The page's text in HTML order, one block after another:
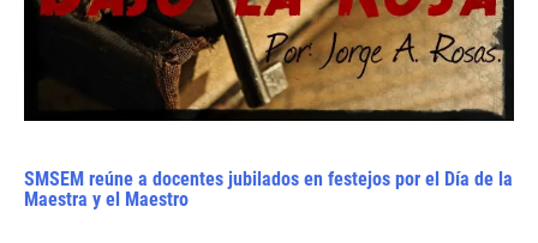
SMSEM reúne a docentes jubilados en festejos por el Día de la
Maestra y el Maestro